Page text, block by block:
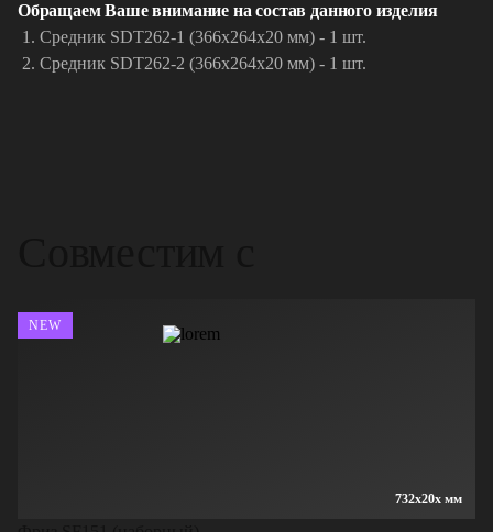
Обращаем Ваше внимание на состав данного изделия
Средник SDT262-1 (366x264x20 мм) - 1 шт.
Средник SDT262-2 (366x264x20 мм) - 1 шт.
732x20x мм
NEW